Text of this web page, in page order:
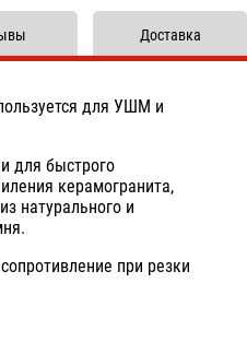
для УШМ и
для быстрого
керамогранита,
натурального и
при резки
Доставка